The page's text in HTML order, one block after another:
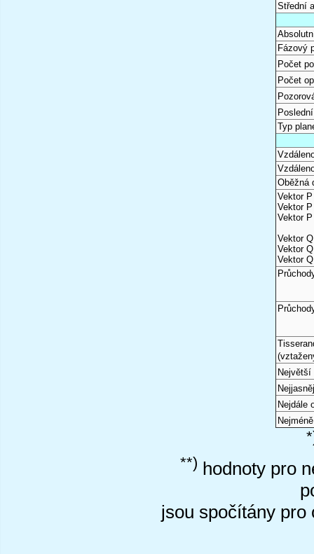
Střední
Fázový
Počet
Počet
Typ
Oběžná
Vektor
Vektor
Vektor
Vektor
Vektor
Vektor
Nejdále
**) hodnoty pro
jsou spočítány pro